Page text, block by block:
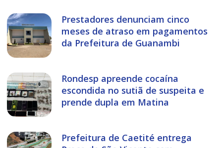
Prestadores denunciam cinco
meses de atraso em pagamentos
da Prefeitura de Guanambi
Rondesp apreende cocaína
escondida no sutiã de suspeita e
prende dupla em Matina
Prefeitura de Caetité entrega